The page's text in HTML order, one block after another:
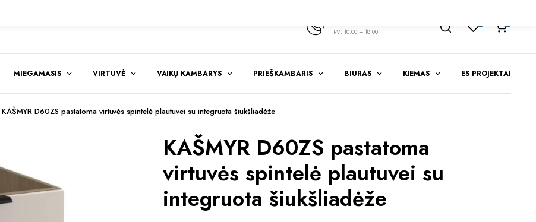
I-V: 10.00 – 18.00
MIEGAMASIS VIRTUVĖ VAIKŲ KAMBARYS PRIEŠKAMBARIS BIURAS KIEMAS ES PROJEKTAI
KAŠMYR D60ZS pastatoma virtuvės spintelė plautuvei su integruota šiukšliadėže
KAŠMYR D60ZS pastatoma
virtuvės spintelė plautuvei su
integruota šiukšliadėže